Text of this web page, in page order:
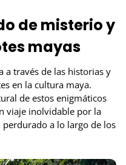
de misterio y
mayas
a través de las historias y
en la cultura maya.
de estos enigmáticos
viaje inolvidable por la
a lo largo de los